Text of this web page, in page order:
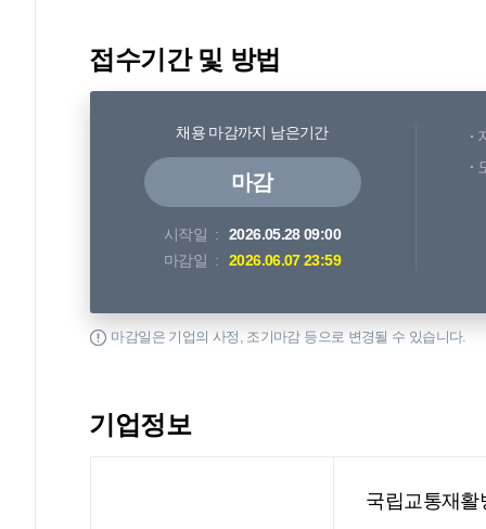
접수기간 및 방법
채용 마감까지 남은기간
마감
시작일
2026.05.28 09:00
마감일
2026.06.07 23:59
마감일은 기업의 사정, 조기마감 등으로 변경될 수 있습니다.
기업정보
국립교통재활